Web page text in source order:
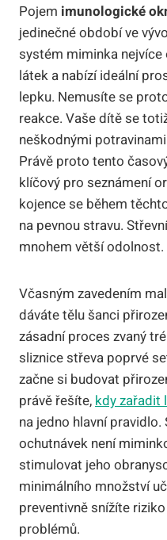
Pojem imunologické
jedinečné období ve
systém miminka
látek a nabízí ideální
lepku. Nemusíte se
reakce. Vaše dítě se
neškodnými
Právě proto tento
klíčový pro seznámení
kojence se během
na pevnou stravu.
mnohem větší odolnost.
Včasným zavedením
dáváte tělu šanci
zásadní proces zvaný
sliznice střeva poprvé
začne si budovat
právě řešíte, kdy zařadit
na jedno hlavní
ochutnávek není
stimulovat jeho
minimálního množství
preventivně snížíte
problémů.